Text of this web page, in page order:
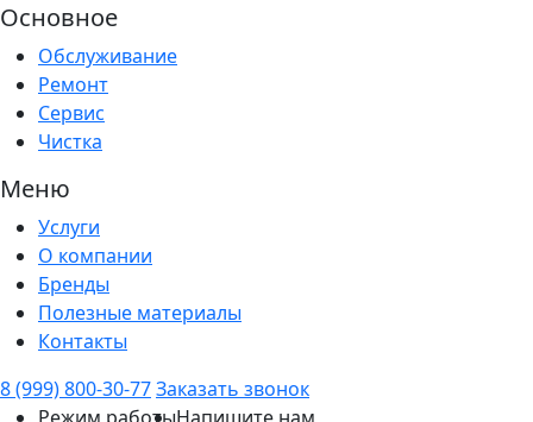
Основное
Обслуживание
Ремонт
Сервис
Чистка
Меню
Услуги
О компании
Бренды
Полезные материалы
Контакты
8 (999) 800-30-77Заказать звонок